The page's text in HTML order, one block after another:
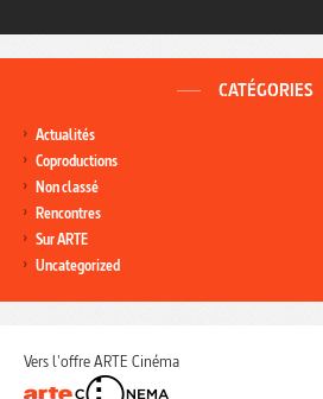
CATÉGORIES
Actualités
Coproductions
Non classé
Rencontres
Sur ARTE
Uncategorized
Vers l'offre ARTE Cinéma